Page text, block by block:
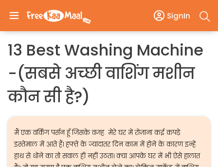
SignIn
13 Best Washing Machine
-(सबसे अच्छी वाशिंग मशीन
कौन सी है?)
मैं एक वर्किंग पर्सन हूँ जिसके वजह मेरे घर में रोज़ाना कई कपड़े
इस्तेमाल में आते हैं। हफ्ते के ज्यादातर दिन काम में होने के कारण इन्हें
हाथ से धोने का तो सवाल ही नहीं उठता। क्या आपके घर में भी ऐसे हालात